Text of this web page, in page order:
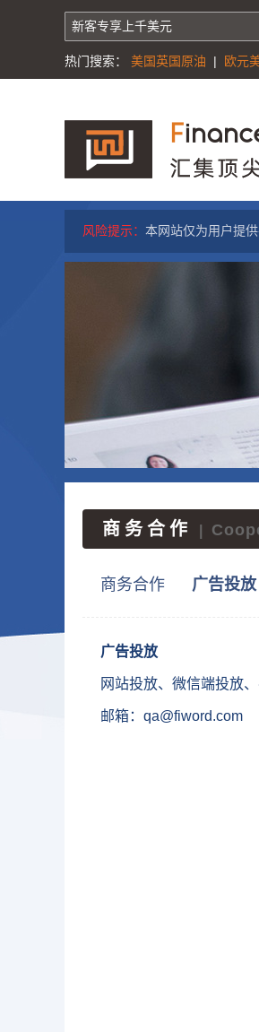
热门搜索： 美国英国原油 | 欧元
风险提示： 本网站仅为用户提
商务合作
商务合作 广告投放
广告投放
网站投放、微信端投放
邮箱：qa@fiword.com